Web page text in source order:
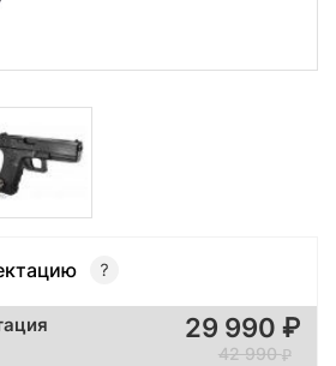
29 990
42 990